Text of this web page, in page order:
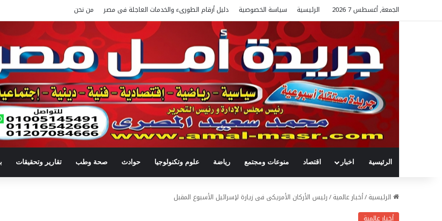
الجمعة, أغسطس 7 2026 الرئيسية سياسة الخصوصية دليل أرقام الطورىء والخدمات العاجلة فى مصر من نحن
الرئيسية اخبار اقتصاد منوعات ومجتمع رياضة علوم وتكنولوجيا حوادث صحة وطب تقارير وتحقيقات
الرئيسية/أخبار عالمية/رئيس الأركان الأمريكى فى زيارة لإسرائيل الأسبوع المقبل
أخبار عالمية